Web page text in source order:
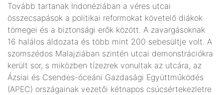
Tovább tartanak Indonéziában a véres utcai
összecsapások a politikai reformokat követelő diákok
tömegei és a biztonsági erők között. A zavargásoknak
16 halálos áldozata és több mint 200 sebesültje volt. A
szomszédos Malajziában szintén utcai demonstrációkra
került sor, s miközben tízezrek vonultak az utcára, az
Ázsiai és Csendes-óceáni Gazdasági Együttműködés
(APEC) országainak vezetői kétnapos csúcsértekezletre